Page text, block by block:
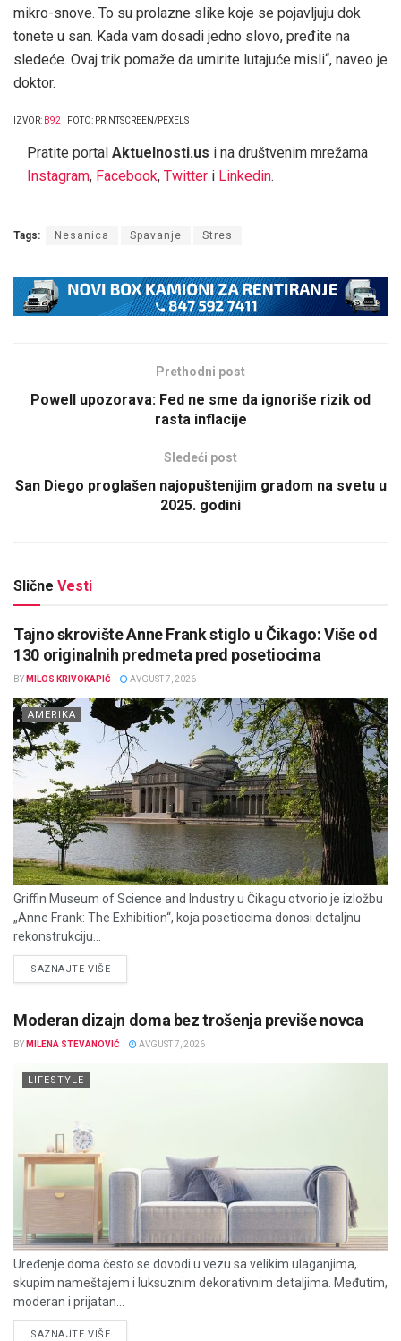
mikro-snovе. To su prolazne slike koje se pojavljuju dok
tonete u san. Kada vam dosadi jedno slovo, pređite na
sledeće. Ovaj trik pomaže da umirite lutajuće misli“, naveo je
doktor.
IZVOR: B92 I FOTO: PRINTSCREEN/PEXELS
Pratite portal Aktuelnosti.us i na društvenim mrežama
Instagram, Facebook, Twitter i Linkedin.
Tags: Nesanica Spavanje Stres
Prethodni post
Powell upozorava: Fed ne sme da ignoriše rizik od
rasta inflacije
Sledeći post
San Diego proglašen najopuštenijim gradom na svetu u
2025. godini
Slične Vesti
Tajno skrovište Anne Frank stiglo u Čikago: Više od
130 originalnih predmeta pred posetiocima
BY MILOS KRIVOKAPIĆ AVGUST 7, 2026
AMERIKA
Griffin Museum of Science and Industry u Čikagu otvorio je izložbu
„Anne Frank: The Exhibition“, koja posetiocima donosi detaljnu
rekonstrukciju...
SAZNAJTE VIŠEDETAILS
Moderan dizajn doma bez trošenja previše novca
BY MILENA STEVANOVIĆ AVGUST 7, 2026
LIFESTYLE
Uređenje doma često se dovodi u vezu sa velikim ulaganjima,
skupim nameštajem i luksuznim dekorativnim detaljima. Međutim,
moderan i prijatan...
SAZNAJTE VIŠEDETAILS